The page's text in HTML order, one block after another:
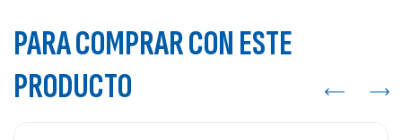
PARA COMPRAR CON ESTE
PRODUCTO